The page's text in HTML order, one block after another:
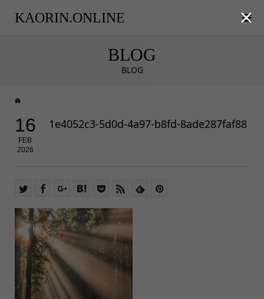
KAORIN.ONLINE
BLOG
BLOG
16
FEB
2026
1e4052c3-5d0d-4a97-b8fd-8ade287faf88
